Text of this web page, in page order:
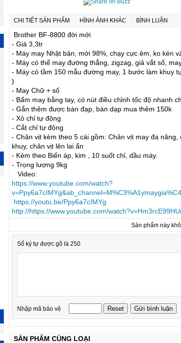
CHI TIẾT SẢN PHẨM HÌNH ẢNH KHÁC BÌNH LUẬN
Brother BF-8800 đời mới
- Giá 3,3tr
- Máy may Nhật bản, mới 98%, chạy cực êm, ko kén
- Máy có thể may đường thẳng, zigzag, giả vắt sổ,
- Máy có tầm 150 mẫu đường may, 1 bước làm khuy
)
- May Chữ + số
- Bấm may bằng tay, có nút điều chỉnh tốc độ nhanh
- Gắn thêm được bàn đạp, bàn dạp mua thêm 150k
- Xỏ chỉ tự động
- Cắt chỉ tự động
- Chân vịt kèm theo 5 cái gồm: Chân vịt may đa
khuy, chân vịt lên lai ẩn
- Kèm theo Biến áp, kim , 10 suốt chỉ, dầu máy.
- Trọng lượng 9kg
Video:
https://www.youtube.com/watch?
https://youtu.be/Ppy6a7cIMYg
http://https://www.youtube.com/
Sản phẩm này
Số ký tự được gõ là 250
Nhập mã bảo vệ
SẢN PHẨM CÙNG LOẠI